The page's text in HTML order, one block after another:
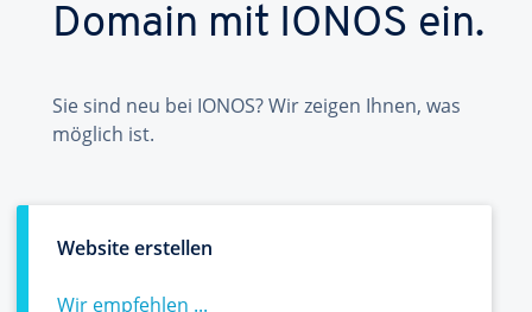
Domain mit IONOS ein.
Sie sind neu bei IONOS? Wir zeigen Ihnen, was
möglich ist.
Website erstellen
Wir empfehlen ...